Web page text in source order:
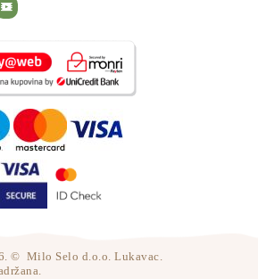
© Milo Selo d.o.o. Lukavac.